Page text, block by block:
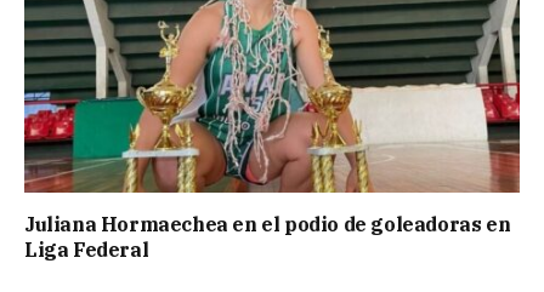
Juliana Hormaechea en el podio de goleadoras en
Liga Federal